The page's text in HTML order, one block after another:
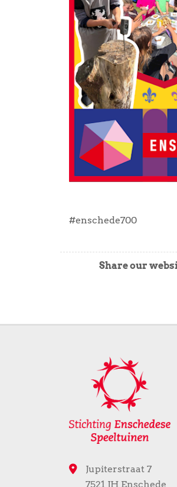
#enschede700
Share our
Jupiterstraat 7
7521 JH Enschede